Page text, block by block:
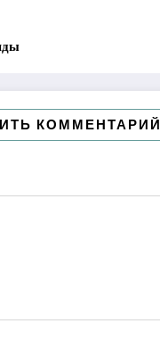
КОММЕНТАРИЙ